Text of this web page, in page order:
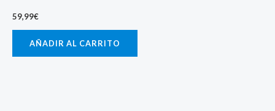
59,99€
AÑADIR AL CARRITO